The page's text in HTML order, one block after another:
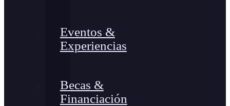
Eventos &
Experiencias
Becas &
Financiación